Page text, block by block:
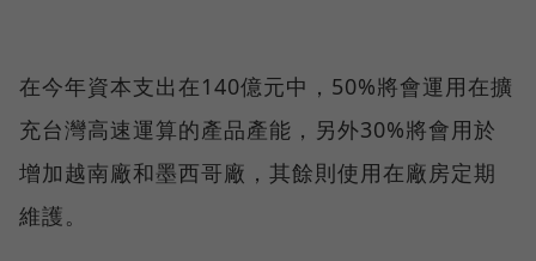
在今年資本支出在140億元中，50%將會運用在擴
充台灣高速運算的產品產能，另外30%將會用於
增加越南廠和墨西哥廠，其餘則使用在廠房定期
維護。